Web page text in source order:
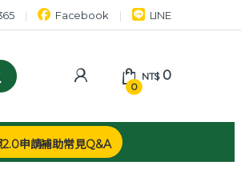
Facebook LINE
0
NT$0
2.0申請補助常見Q&A